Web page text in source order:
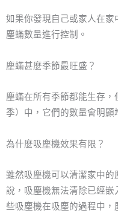
如果你發現自己或家人在
塵蟎數量進行控制。
塵蟎甚麼季節最旺盛？
塵蟎在所有季節都能生存
季）中，它們的數量會明顯
為什麼吸塵機效果有限？
雖然吸塵機可以清潔家中
說，吸塵機無法清除已經
些吸塵機在吸塵的過程中